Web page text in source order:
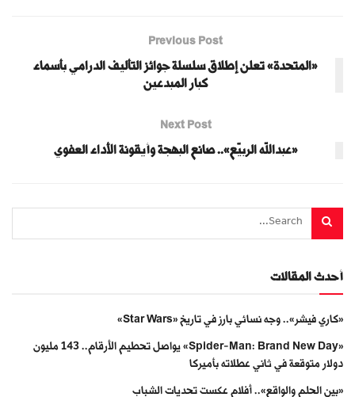
Previous Post
«المتحدة» تعلن إطلاق سلسلة جوائز التأليف الدرامي بأسماء
كبار المبدعين
Next Post
«عبدالله الربيّع».. صانع البهجة وأيقونة الأداء العفوي
أحدث المقالات
«كاري فيشر».. وجه نسائي بارز في تاريخ «Star Wars»
«Spider-Man: Brand New Day» يواصل تحطيم الأرقام.. 143 مليون
دولار متوقعة في ثاني عطلاته بأميركا
«بين الحلم والواقع».. أفلام عكست تحديات الشباب